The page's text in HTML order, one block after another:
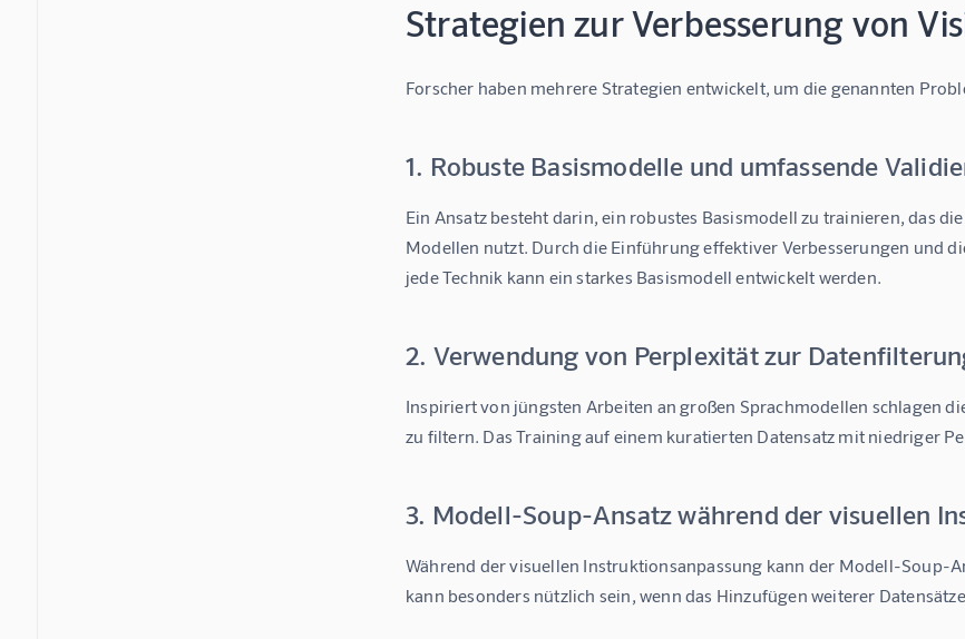
Strategien zur Verbesserung von
Forscher haben mehrere Strategien entwickelt, um die genannten
1. Robuste Basismodelle und umfassende
Ein Ansatz besteht darin, ein robustes Basismodell zu trainieren, das
Modellen nutzt. Durch die Einführung effektiver Verbesserungen und
jede Technik kann ein starkes Basismodell entwickelt werden.
2. Verwendung von Perplexität zur
Inspiriert von jüngsten Arbeiten an großen Sprachmodellen schlagen
zu filtern. Das Training auf einem kuratierten Datensatz mit niedriger
3. Modell-Soup-Ansatz während der visuellen
Während der visuellen Instruktionsanpassung kann der Modell-Soup-
kann besonders nützlich sein, wenn das Hinzufügen weiterer